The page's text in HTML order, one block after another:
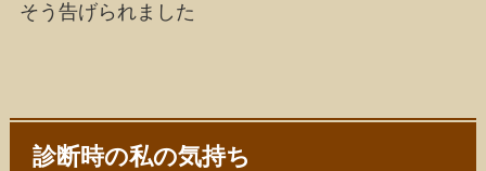
そう告げられました
診断時の私の気持ち